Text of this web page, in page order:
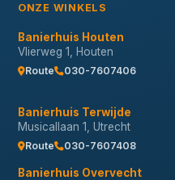
ONZE WINKELS
Banierhuis Houten
Vlierweg 1, Houten
Route 030-7607406
Banierhuis Terwijde
Musicallaan 1, Utrecht
Route 030-7607408
Banierhuis Overvecht